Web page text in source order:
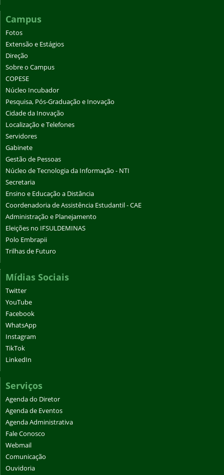
Campus
Fotos
Extensão e Estágios
Direção
Sobre o Campus
COPESE
Núcleo Incubador
Pesquisa, Pós-Graduação e Inovação
Cidade da Inovação
Localização e Telefones
Servidores
Gabinete
Gestão de Pessoas
Núcleo de Tecnologia da Informação - NTI
Secretaria
Ensino e Educação a Distância
Coordenadoria de Assistência Estudantil - CAE
Administração e Planejamento
Eleições no IFSULDEMINAS
Polo Embrapii
Trilhas de Futuro
Mídias Sociais
Twitter
YouTube
Facebook
WhatsApp
Instagram
TikTok
LinkedIn
Serviços
Agenda do Diretor
Agenda de Eventos
Agenda Administrativa
Fale Conosco
Webmail
Comunicação
Ouvidoria